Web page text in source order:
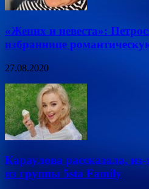
«Жених и невеста»:
избраннице
27.08.2020
Караулова рассказала,
из группы 5sta Family